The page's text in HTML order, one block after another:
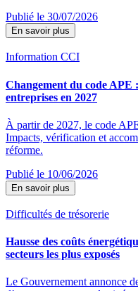
Publié le 30/07/2026
En savoir plus
Information CCI
Changement du code APE
entreprises en 2027
À partir de 2027, le code
Impacts, vérification et
réforme.
Publié le 10/06/2026
En savoir plus
Difficultés de trésorerie
Hausse des coûts
secteurs les plus exposés
Le Gouvernement annonce